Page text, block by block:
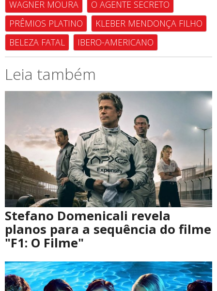
WAGNER MOURA
O AGENTE SECRETO
PRÊMIOS PLATINO
KLEBER MENDONÇA FILHO
BELEZA FATAL
IBERO-AMERICANO
Leia também
Stefano Domenicali revela
planos para a sequência do filme
"F1: O Filme"